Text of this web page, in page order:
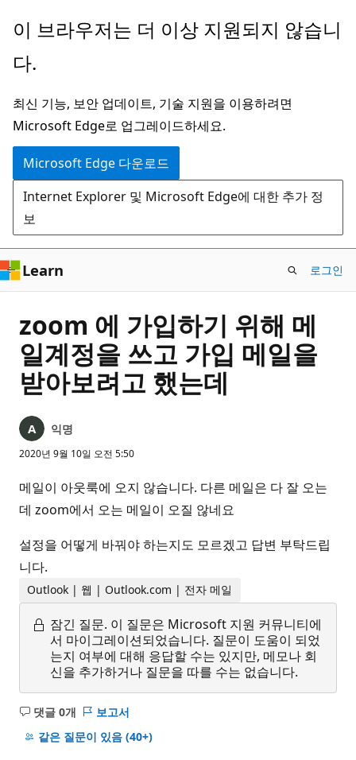
주
콘
츠
로
건
너
뛰
기
이 브라우저는 더 이상 지원되지 않습니
다.
최신 기능, 보안 업데이트, 기술 지원을 이용하려면
Microsoft Edge로 업그레이드하세요.
Microsoft Edge 다운로드
Internet Explorer 및 Microsoft Edge에 대한 추가 정
보
Learn 로그인
zoom 에 가입하기 위해 메
일계정을 쓰고 가입 메일을
받아보려고 했는데
익명
2020년 9월 10일 오전 5:50
메일이 아웃룩에 오지 않습니다. 다른 메일은 다 잘 오는
데 zoom에서 오는 메일이 오질 않네요
설정을 어떻게 바꿔야 하는지도 모르겠고 답변 부탁드립
니다.
Outlook | 웹 | Outlook.com | 전자 메일
잠긴 질문. 이 질문은 Microsoft 지원 커뮤니티에
서 마이그레이션되었습니다. 질문이 도움이 되었
는지 여부에 대해 응답할 수는 있지만, 메모나 회
신을 추가하거나 질문을 따를 수는 없습니다.
댓글 0개
설
명
보고서
같은 질문이 있음 (40+)